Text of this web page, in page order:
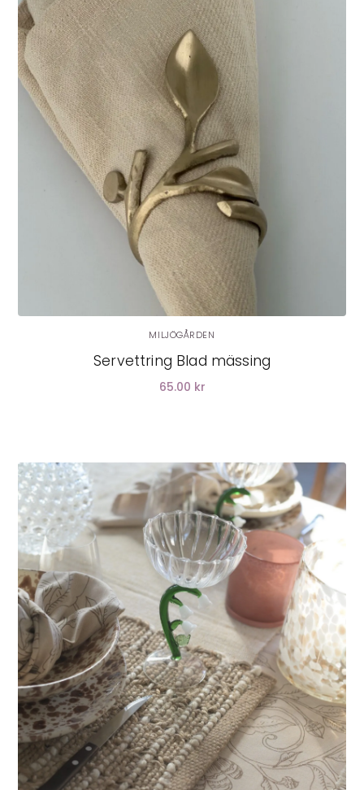
MILJÖGÅRDEN
Servettring Blad mässing
65.00 kr
LÄGG I VARUKORG